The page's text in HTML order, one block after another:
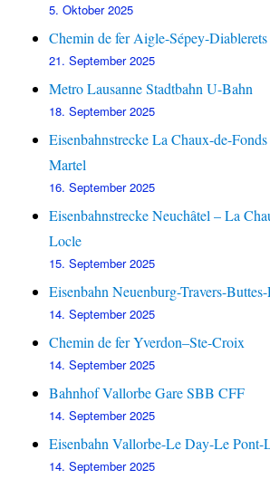
5. Oktober 2025
Chemin de fer Aigle-Sépey-Diablerets
21. September 2025
Metro Lausanne Stadtbahn U-Bahn
18. September 2025
Eisenbahnstrecke La Chaux-de-
Martel
16. September 2025
Eisenbahnstrecke Neuchâtel – La
Locle
15. September 2025
Eisenbahn Neuenburg-Travers-
14. September 2025
Chemin de fer Yverdon–Ste-Croix
14. September 2025
Bahnhof Vallorbe Gare SBB CFF
14. September 2025
Eisenbahn Vallorbe-Le Day-Le Pont-
14. September 2025